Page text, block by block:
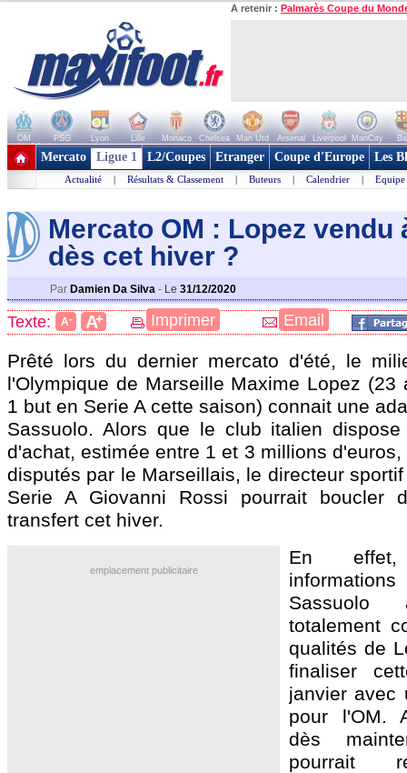
A retenir : Palmarès Coupe du
OM PSG Lyon Lille Monaco Chelsea Man Utd Arsenal Liverpool ManCity
+ de clubs
Mercato Ligue 1 L2/Coupes Etranger Coupe d'Europe Les
Actualité | Résultats & Classement | Buteurs | Calendrier | Equipe
Mercato OM : Lopez vendu
dès cet hiver ?
Par Damien Da Silva - Le 31/12/2020
Texte: A- A+ Imprimer Email
Prêté lors du dernier mercato d'été, le
l'Olympique de Marseille Maxime Lopez (23
1 but en Serie A cette saison) connait une
Sassuolo. Alors que le club italien
d'achat, estimée entre 1 et 3 millions
disputés par le Marseillais, le directeur
Serie A Giovanni Rossi pourrait boucler
transfert cet hiver.
emplacement publicitaire
En
totalement
qualités de
finaliser
janvier avec
pour l'OM.
dès
pourrait